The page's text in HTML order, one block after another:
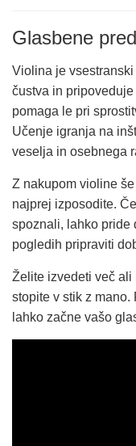
Glasbene
Violina je
čustva in
pomaga le pri
Učenje igranja na
veselja in osebnega
Z nakupom violine
najprej izposodite.
spoznali, lahko pride
pogledih pripraviti
Želite izvedeti več ali
stopite v stik z
lahko začne vašo